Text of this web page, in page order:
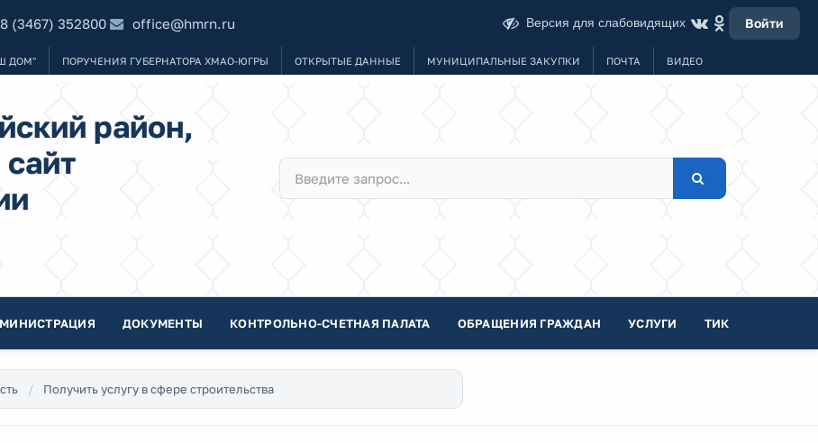
8 (3467) 352800 office@hmrn.ru Версия для слабовидящих Войти
ДОМ" ПОРУЧЕНИЯ ГУБЕРНАТОРА ХМАО-ЮГРЫ ОТКРЫТЫЕ ДАННЫЕ МУНИЦИПАЛЬНЫЕ ЗАКУПКИ ПОЧТА ВИДЕО
район,
ДОКУМЕНТЫ КОНТРОЛЬНО-СЧЕТНАЯ ПАЛАТА ОБРАЩЕНИЯ ГРАЖДАН УСЛУГИ ТИК
Получить услугу в сфере строительства